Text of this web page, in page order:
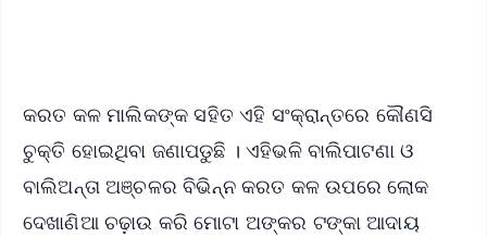
କରତ କଳ ମାଲିକଙ୍କ ସହିତ ଏହି ସଂକ୍ରାନ୍ତରେ କୌଣସି
ଚୁକ୍ତି ହୋଇଥିବା ଜଣାପଡୁଛି । ଏହିଭଳି ବାଲିପାଟଣା ଓ
ବାଲିଅନ୍ତା ଅଞ୍ଚଳର ବିଭିନ୍ନ କରତ କଳ ଉପରେ ଲୋକ
ଦେଖାଣିଆ ଚଢ଼ାଉ କରି ମୋଟା ଅଙ୍କର ଟଙ୍କା ଆଦାୟ